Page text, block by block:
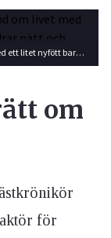
I veckans krönika beskriver Sofia Åkerlund om livet med ett litet nyfött barn, och om att två föräldrar nätt och jämnt räcker till.
om
för